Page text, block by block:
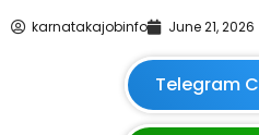
karnatakajobinfo June 21, 2026
Telegram